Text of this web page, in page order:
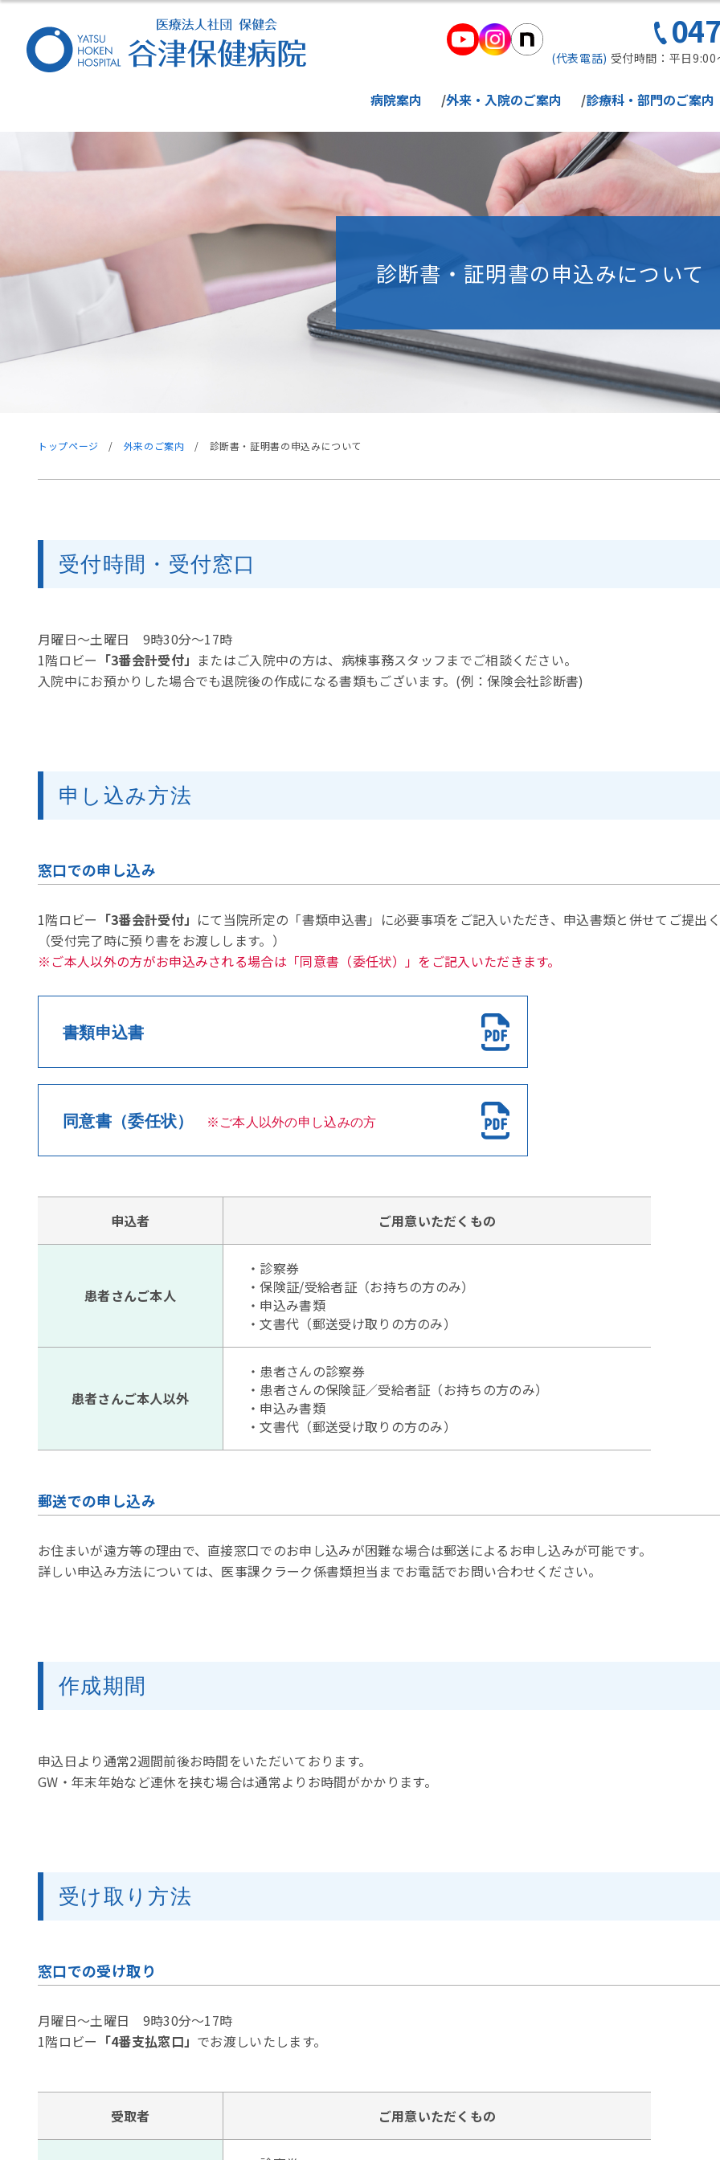
(代表電話) 受付時間：平日
病院案内 外来・入院のご案内 診療科・部門のご案内
診断書・証明書の申込みについて
トップページ / 外来のご案内 / 診断書・証明書の申込みについて
受付時間・受付窓口
月曜日～土曜日 9時30分～17時
1階ロビー 「3番会計受付」 またはご入院中の方は、病棟事務スタッフまでご相談ください。
入院中にお預かりした場合でも退院後の作成になる書類もございます。(例：保険会社診断書)
申し込み方法
窓口での申し込み
1階ロビー 「3番会計受付」 にて当院所定の「書類申込書」に必要事項をご記入いただき、申込書類と併せてご提出く
（受付完了時に預り書をお渡しします。）
ご本人以外の方がお申込みされる場合は「同意書（委任状）」をご記入いただきます。
書類申込書
同意書（委任状） ご本人以外の申し込みの方
申込者 ご用意いただくもの
患者さんご本人
・診察券
・保険証/受給者証（お持ちの方のみ）
・申込み書類
・文書代（郵送受け取りの方のみ）
患者さんご本人以外
・患者さんの診察券
・患者さんの保険証／受給者証（お持ちの方のみ）
・申込み書類
・文書代（郵送受け取りの方のみ）
郵送での申し込み
お住まいが遠方等の理由で、直接窓口でのお申し込みが困難な場合は郵送によるお申し込みが可能です。
詳しい申込み方法については、医事課クラーク係書類担当までお電話でお問い合わせください。
作成期間
申込日より通常2週間前後お時間をいただいております。
GW・年末年始など連休を挟む場合は通常よりお時間がかかります。
受け取り方法
窓口での受け取り
月曜日～土曜日 9時30分～17時
1階ロビー 「4番支払窓口」 でお渡しいたします。
受取者 ご用意いただくもの